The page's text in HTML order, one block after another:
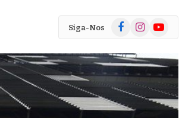
Siga-Nos FacebookInstagramYouTube